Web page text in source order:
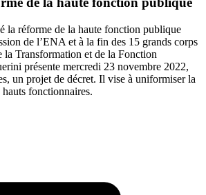
la réforme de la haute fonction publique
de l’ENA et à la fin des 15 grands corps
la Transformation et de la Fonction
présente mercredi 23 novembre 2022,
un projet de décret. Il vise à uniformiser la
fonctionnaires.